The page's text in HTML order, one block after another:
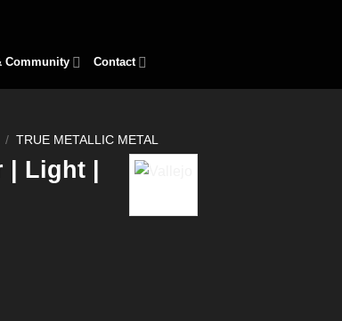
Community Contact
/ TRUE METALLIC METAL
| Light |